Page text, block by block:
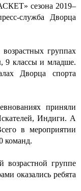
» сезона 2019–
служба Дворца
группах
9 классы и младше.
Дворца спорта
приняли
Индиги. А
в мероприятии
команд.
возрастной группе
оказались ребята